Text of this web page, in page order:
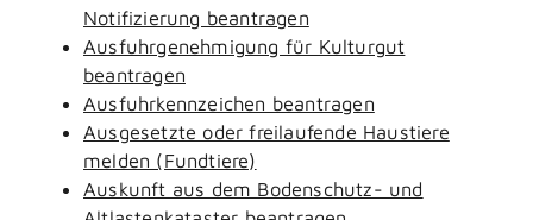
Notifizierung beantragen
Ausfuhrgenehmigung für Kulturgut
beantragen
Ausfuhrkennzeichen beantragen
Ausgesetzte oder freilaufende Haustiere
melden (Fundtiere)
Auskunft aus dem Bodenschutz- und